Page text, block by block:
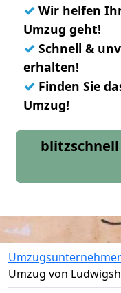
✓ Wir helfen
Umzug geht!
✓ Schnell &
erhalten!
✓ Finden Sie
Umzug!
Umzug von